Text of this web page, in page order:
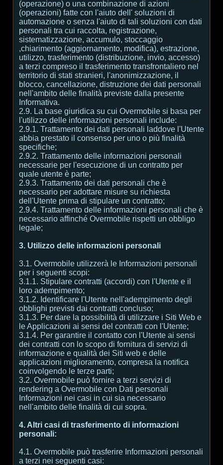
(operazione) o una combinazione di azioni
(operazioni) fatte con l'aiuto dell' soluzioni di
automazione o senza l'aiuto di tali soluzioni con dati
personali tra cui raccolta, registrazione,
sistematizzazione, accumulo, stoccaggio
,chiarimento (aggiornamento, modifica), estrazione,
utilizzo, trasferimento (distribuzione, invio, accesso)
a terzi compreso il trasferimento transfrontaliero nel
territorio di stati stranieri, l'anonimizzazione, il
blocco, cancellazione, distruzione dei dati personali
nell'ambito delle finalità previste dalla presente
Informativa.
2.9. La base giuridica su cui Overmobile si basa per
l'utilizzo delle informazioni personali include:
2.9.1. Trattamento dei dati personali laddove l'Utente
abbia prestato il consenso per uno o più finalità
specifiche;
2.9.2. Trattamento delle informazioni personali
necessarie per l'esecuzione di un contratto per
quale utente è parte;
2.9.3. Trattamento dei dati personali che è
necessario per adottare misure su richiesta
dell'Utente prima di stipulare un contratto;
2.9.4. Trattamento delle informazioni personali che è
necessario affinché Overmobile rispetti un obbligo
legale;
3. Utilizzo delle informazioni personali
3.1. Overmobile utilizzerà le Informazioni personali
per i seguenti scopi:
3.1.1. Stipulare contratti (accordi) con l'Utente e il
loro adempimento;
3.1.2. Identificare l'Utente nell'adempimento degli
obblighi previsti dai contratti concluso;
3.1.3. Per dare la possibilità di utilizzare i Siti Web e
le Applicazioni ai sensi del contratti con l'Utente;
3.1.4. Per garantire il contatto con l'Utente ai sensi
dei contratti con lo scopo di fornitura di servizi di
informazione e qualità dei Siti web e delle
applicazioni miglioramento, compresa la notifica
coinvolgendo le terze parti;
3.2. Overmobile può fornire a terzi servizi di
rendering a Overmobile con Dati personali
Informazioni nei casi in cui sia necessario
nell'ambito delle finalità di cui sopra.
4. Altri casi di trasferimento di informazioni
personali:
4.1. Overmobile può trasferire Informazioni personali
a terzi nei seguenti casi: